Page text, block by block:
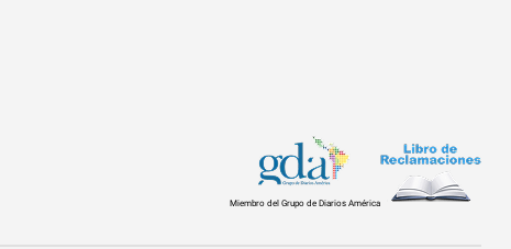
Miembro del Grupo de Diarios América